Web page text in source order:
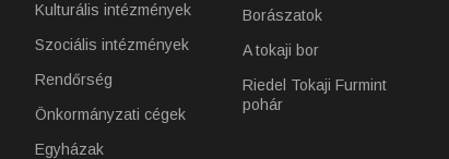
Kulturális intézmények
Szociális intézmények
Rendőrség
Önkormányzati cégek
Egyházak
Borászatok
A tokaji bor
Riedel Tokaji Furmint
pohár